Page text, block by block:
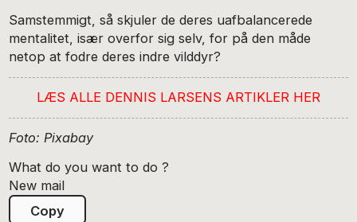
Samstemmigt, så skjuler de deres uafbalancerede
mentalitet, især overfor sig selv, for på den måde
netop at fodre deres indre vilddyr?
LÆS ALLE DENNIS LARSENS ARTIKLER HER
Foto: Pixabay
What do you want to do ?
New mail
Copy